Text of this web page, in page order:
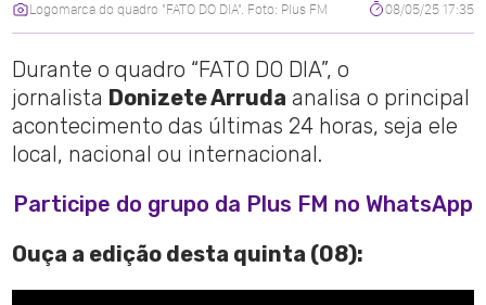
Logomarca do quadro "FATO DO DIA". Foto: Plus FM 08/05/25 17:35
Durante o quadro “FATO DO DIA”, o
jornalista Donizete Arruda analisa o principal
acontecimento das últimas 24 horas, seja ele
local, nacional ou internacional.
Participe do grupo da Plus FM no WhatsApp
Ouça a edição desta quinta (08):